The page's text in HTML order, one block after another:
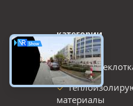
категории
ткань
материалы